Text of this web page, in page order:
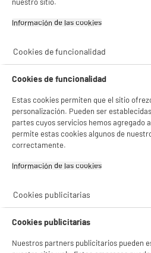
Nuestras
Con nuestras
propias
precios más
Información de las cookies‎
Cookies de funcionalidad
Cookies de funcionalidad
Estas cookies permiten que el sitio
personalización. Pueden ser
partes cuyos servicios hemos agregado
permite estas cookies algunos de
correctamente.
Información de las cookies‎
Cookies publicitarias
Cookies publicitarias
Nuestros partners publicitarios pueden